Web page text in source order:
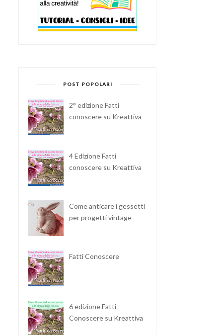
POST POPOLARI
2° edizione Fatti
conoscere su Kreattiva
4 Edizione Fatti
conoscere su Kreattiva
Come anticare i gessetti
per progetti vintage
Fatti Conoscere
6 edizione Fatti
Conoscere su Kreattiva